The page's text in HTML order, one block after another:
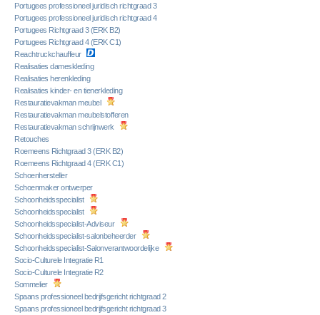
Portugees professioneel juridisch richtgraad 3
Portugees professioneel juridisch richtgraad 4
Portugees Richtgraad 3 (ERK B2)
Portugees Richtgraad 4 (ERK C1)
Reachtruckchauffeur
Realisaties dameskleding
Realisaties herenkleding
Realisaties kinder- en tienerkleding
Restauratievakman meubel
Restauratievakman meubelstofferen
Restauratievakman schrijnwerk
Retouches
Roemeens Richtgraad 3 (ERK B2)
Roemeens Richtgraad 4 (ERK C1)
Schoenhersteller
Schoenmaker ontwerper
Schoonheidsspecialist
Schoonheidsspecialist
Schoonheidsspecialist-Adviseur
Schoonheidsspecialist-salonbeheerder
Schoonheidsspecialist-Salonverantwoordelijke
Socio-Culturele Integratie R1
Socio-Culturele Integratie R2
Sommelier
Spaans professioneel bedrijfsgericht richtgraad 2
Spaans professioneel bedrijfsgericht richtgraad 3